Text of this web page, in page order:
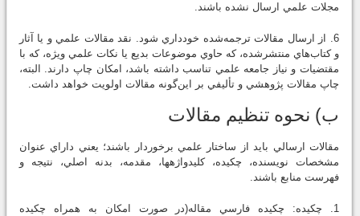
مجلات علمي ارسال نشده باشند.
6. از ارسال مقالات ترجمه‌شده خودداري شود. نقد مقالات علمي و يا آثار
و كتاب‌هاي منتشرشده، كه حاوي موضوعات بديع يا نكات علمي ويژه، كه با
مقتضيات و نياز جامعه علمي تناسب داشته باشد، امكان چاپ دارند. البته،
چاپ مقالات پژوهشي و تأليفي بر اين‌گونه مقالات اولويت خواهد داشت.
ب) نحوه تنظيم مقالات
مقالات ارسالي بايد از ساختار علمي برخوردار باشند؛ يعني داراي عنوان
مشخصات نويسنده، چكيده، كليدواژه‏ها، مقدمه، بدنه اصلي، نتيجه و
فهرست منابع باشند.
1. چكيده: چكيده فارسي مقاله(در صورت امكان به همراه چكيده